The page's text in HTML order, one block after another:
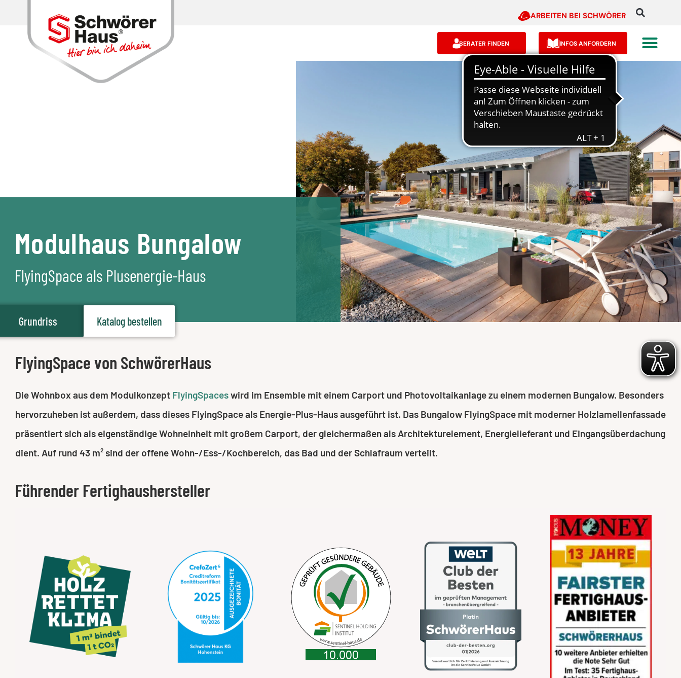
ARBEITEN BEI SCHWÖRER
BERATER FINDEN INFOS ANFORDERN
Modulhaus Bungalow
FlyingSpace als Plusenergie-Haus
Grundriss Katalog bestellen
FlyingSpace von SchwörerHaus
Die Wohnbox aus dem Modulkonzept FlyingSpaceswird im Ensemble mit einem Carport und Photovoltaikanlage zu einem modernen Bungalow. Besonders
hervorzuheben ist außerdem, dass dieses FlyingSpace als Energie-Plus-Haus ausgeführt ist. Das Bungalow FlyingSpace mit moderner Holzlamellenfassade
präsentiert sich als eigenständige Wohneinheit mit großem Carport, der gleichermaßen als Architekturelement, Energielieferant und Eingangsüberdachung
dient. Auf rund 43 m² sind der offene Wohn-/Ess-/Kochbereich, das Bad und der Schlafraum verteilt.
Führender Fertighaushersteller